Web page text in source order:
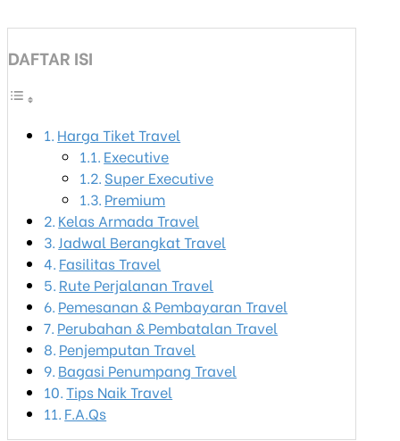
DAFTAR ISI
Harga Tiket Travel
Executive
Super Executive
Premium
Kelas Armada Travel
Jadwal Berangkat Travel
Fasilitas Travel
Rute Perjalanan Travel
Pemesanan & Pembayaran Travel
Perubahan & Pembatalan Travel
Penjemputan Travel
Bagasi Penumpang Travel
Tips Naik Travel
F.A.Qs